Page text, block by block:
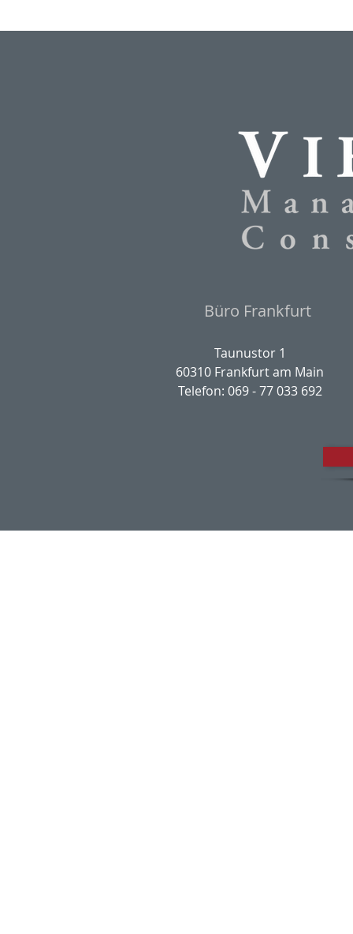
Büro Frankfurt
Taunustor 1
60310 Frankfurt am Main
Telefon: 069 - 77 033 692